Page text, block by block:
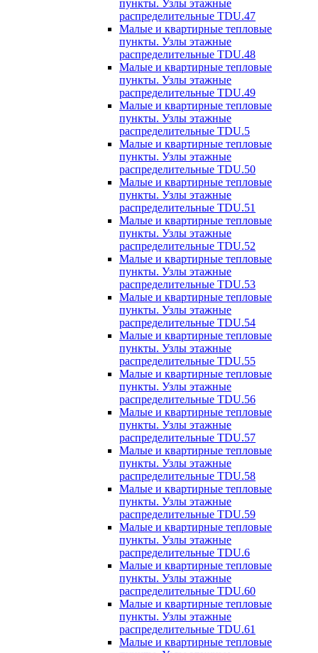
пункты. Узлы этажные
распределительные TDU.47
Малые и квартирные тепловые
пункты. Узлы этажные
распределительные TDU.48
Малые и квартирные тепловые
пункты. Узлы этажные
распределительные TDU.49
Малые и квартирные тепловые
пункты. Узлы этажные
распределительные TDU.5
Малые и квартирные тепловые
пункты. Узлы этажные
распределительные TDU.50
Малые и квартирные тепловые
пункты. Узлы этажные
распределительные TDU.51
Малые и квартирные тепловые
пункты. Узлы этажные
распределительные TDU.52
Малые и квартирные тепловые
пункты. Узлы этажные
распределительные TDU.53
Малые и квартирные тепловые
пункты. Узлы этажные
распределительные TDU.54
Малые и квартирные тепловые
пункты. Узлы этажные
распределительные TDU.55
Малые и квартирные тепловые
пункты. Узлы этажные
распределительные TDU.56
Малые и квартирные тепловые
пункты. Узлы этажные
распределительные TDU.57
Малые и квартирные тепловые
пункты. Узлы этажные
распределительные TDU.58
Малые и квартирные тепловые
пункты. Узлы этажные
распределительные TDU.59
Малые и квартирные тепловые
пункты. Узлы этажные
распределительные TDU.6
Малые и квартирные тепловые
пункты. Узлы этажные
распределительные TDU.60
Малые и квартирные тепловые
пункты. Узлы этажные
распределительные TDU.61
Малые и квартирные тепловые